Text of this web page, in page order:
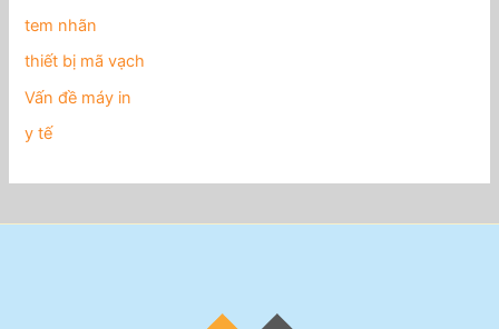
tem nhãn
thiết bị mã vạch
Vấn đề máy in
y tế